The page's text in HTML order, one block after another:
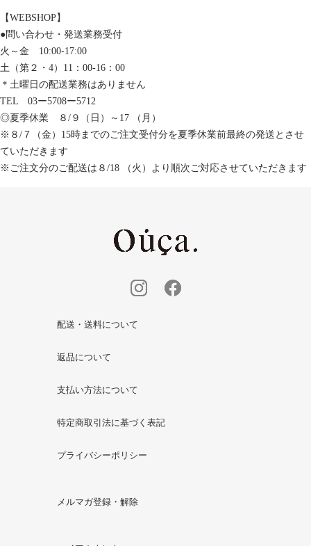
【WEBSHOP】
●問い合わせ・発送業務受付
火～金 10:00-17:00
土（第２・4）11：00-16：00
＊土曜日の配送業務はありません
TEL 03ー5708ー5712
◎夏季休業 ８/９（日）～17 （月）
※８/７（金）15時までのご注文受付分を夏季休業前最終の発送とさせ
ていただきます
※ご注文分のご配送は８/18 （火）より順次ご対応させていただきます
配送・送料について
返品について
支払い方法について
特定商取引法に基づく表記
プライバシーポリシー
メルマガ登録・解除